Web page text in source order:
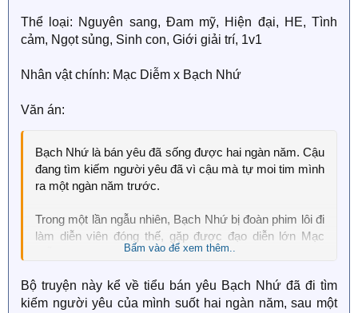
Thể loại: Nguyên sang, Đam mỹ, Hiện đại, HE, Tình
cảm, Ngọt sủng, Sinh con, Giới giải trí, 1v1
Nhân vật chính: Mạc Diễm x Bạch Nhứ
Văn án:
Bạch Nhứ là bán yêu đã sống được hai ngàn năm. Cậu
đang tìm kiếm người yêu đã vì cậu mà tự moi tim mình
ra một ngàn năm trước.
Trong một lần ngẫu nhiên, Bạch Nhứ bị đoàn phim lôi đi
làm diễn viên đóng thế, gặp được đạo diễn lớn Mạc
Bạch Nhứ trở thành diễn viên tuyến mười tám chỉ vì
muốn bám lấy Mạc Diễm để anh yêu mình.
Bấm vào để xem thêm..
Bộ truyện này kể về tiểu bán yêu Bạch Nhứ đã đi tìm
kiếm người yêu của mình suốt hai ngàn năm, sau một